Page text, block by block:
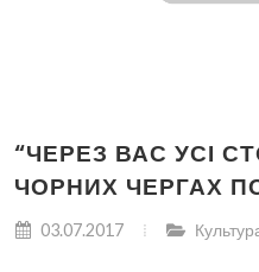
“ЧЕРЕЗ ВАС УСІ
ЧОРНИХ ЧЕРГАХ
03.07.2017